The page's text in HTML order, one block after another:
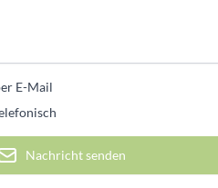
E-Mail
Nachricht senden